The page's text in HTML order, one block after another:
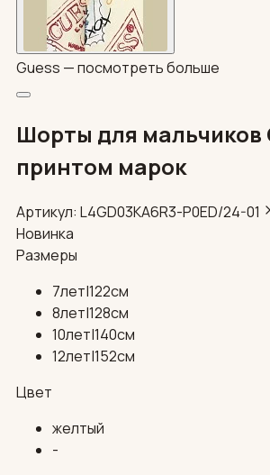
Guess —посмотреть больше
Шорты для мальчиков
принтом марок
Артикул: L4GD03KA6R3-P0ED/24-01
Новинка
Размеры
7лет|122см
8лет|128см
10лет|140см
12лет|152см
Цвет
желтый
-